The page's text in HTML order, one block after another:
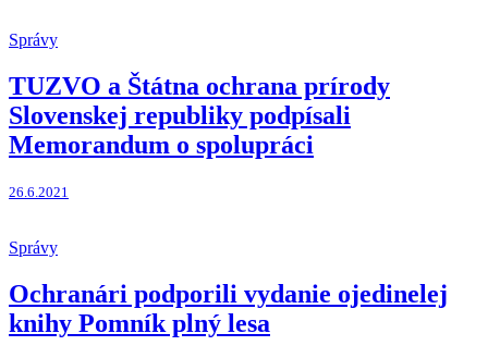
Správy
TUZVO a Štátna ochrana prírody
Slovenskej republiky podpísali
Memorandum o spolupráci
26.6.2021
Správy
Ochranári podporili vydanie ojedinelej
knihy Pomník plný lesa